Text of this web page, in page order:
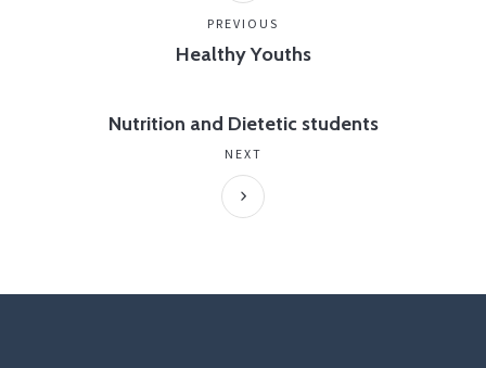
Healthy Youths
PREVIOUS
Nutrition and Dietetic students
NEXT